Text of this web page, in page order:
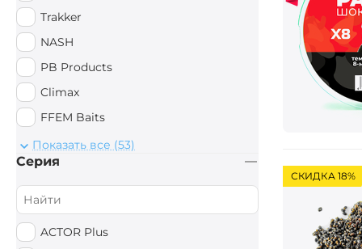
СКИДКА 18%
Trakker
NASH
PB Products
Climax
FFEM Baits
Mad Carp Baits
UltraBaits
Preston Innovations
Sufix
Показать все (53)
Серия
ACTOR Plus